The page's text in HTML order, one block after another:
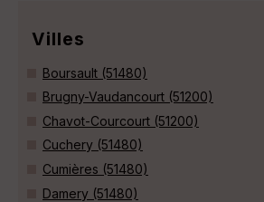
Villes
Boursault (51480)
Brugny-Vaudancourt (51200)
Chavot-Courcourt (51200)
Cuchery (51480)
Cumières (51480)
Damery (51480)